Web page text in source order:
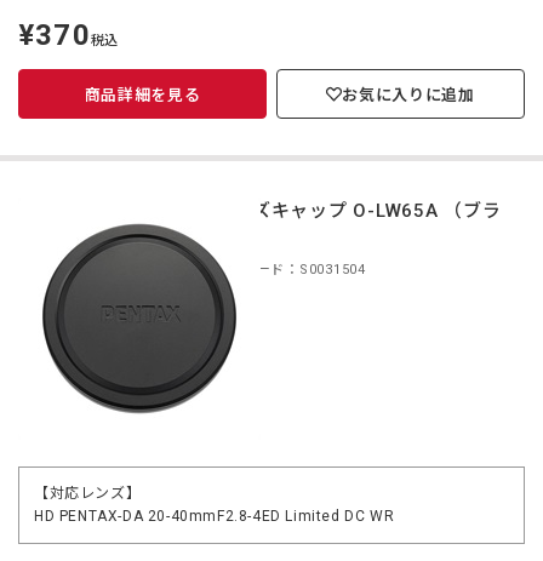
定
価
¥370税込
商品詳細を見る お気に入りに追加
レンズキャップ O-LW65A （ブラ
商品コード：S0031504
【対応レンズ】
HD PENTAX-DA 20-40mmF2.8-4ED Limited DC WR